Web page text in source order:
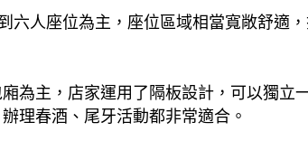
六人座位為主，座位區域相當寬敞舒適
為主，店家運用了隔板設計，可以獨立
理春酒、尾牙活動都非常適合。